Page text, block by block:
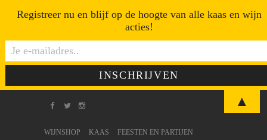
WIJNSHOP KAAS FEESTEN EN PARTIJEN
Registreer nu en blijf op de hoogte van alle kaas en wijn
acties!
▲